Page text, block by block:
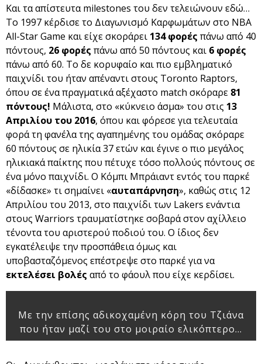
Και τα απίστευτα milestones του δεν τελειώνουν εδώ…
To 1997 κέρδισε το Διαγωνισμό Καρφωμάτων στο NBA
All-Star Game και είχε σκοράρει 134 φορές πάνω από 40
πόντους, 26 φορές πάνω από 50 πόντους και 6 φορές
πάνω από 60. Το δε κορυφαίο και πιο εμβληματικό
παιχνίδι του ήταν απέναντι στους Toronto Raptors,
όπου σε ένα πραγματικά αξέχαστο match σκόραρε 81
πόντους! Μάλιστα, στο «κύκνειο άσμα» του στις 13
Απριλίου του 2016, όπου και φόρεσε για τελευταία
φορά τη φανέλα της αγαπημένης του ομάδας σκόραρε
60 πόντους σε ηλικία 37 ετών και έγινε ο πιο μεγάλος
ηλικιακά παίκτης που πέτυχε τόσο πολλούς πόντους σε
ένα μόνο παιχνίδι. Ο Κόμπι Μπράιαντ εντός του παρκέ
«δίδασκε» τι σημαίνει «αυταπάρνηση», καθώς στις 12
Απριλίου του 2013, στο παιχνίδι των Lakers ενάντια
στους Warriors τραυματίστηκε σοβαρά στον αχίλλειο
τένοντα του αριστερού ποδιού του. Ο ίδιος δεν
εγκατέλειψε την προσπάθεια όμως και
υποβασταζόμενος επέστρεψε στο παρκέ για να
εκτελέσει βολές από το φάουλ που είχε κερδίσει.
Με την επίσης αδικοχαμένη κόρη του Τζιάνα
που ήταν μαζί του στο μοιραίο ελικόπτερο…